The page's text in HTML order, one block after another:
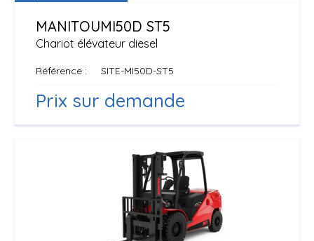
Chariot élévateur diesel
MANITOUMI50D ST5
Référence SITE-MI50D-ST5
Prix sur demande